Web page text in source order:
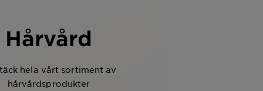
Hårvård
hela vårt sortiment av
hårvårdsprodukter